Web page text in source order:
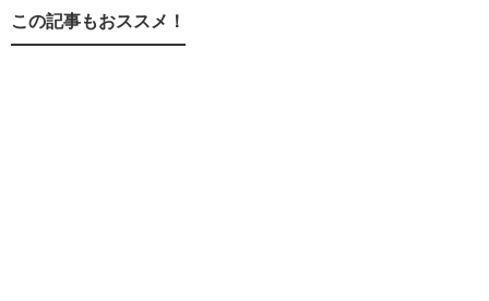
この記事もおススメ！